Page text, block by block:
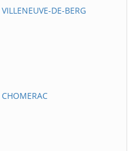
DE-BERG